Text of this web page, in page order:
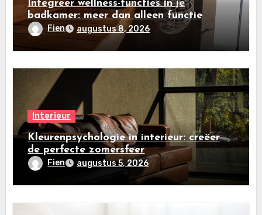
Integreer wellness-functies in je
badkamer: meer dan alleen functie
Fien augustus 8, 2026
Interieur
Kleurenpsychologie in interieur: creëer
de perfecte zomersfeer
Fien augustus 5, 2026